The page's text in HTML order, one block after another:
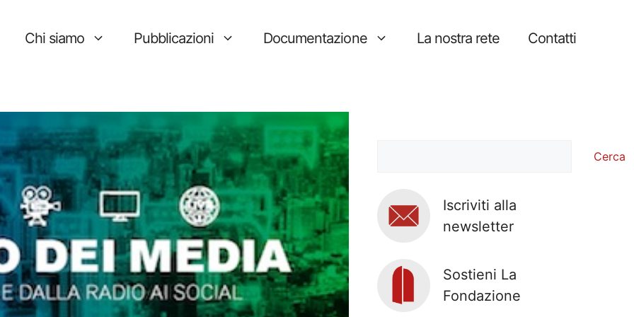
Chi siamo Pubblicazioni Documentazione La nostra rete Contatti
Cerca
Iscriviti alla
newsletter
Sostieni La
Fondazione